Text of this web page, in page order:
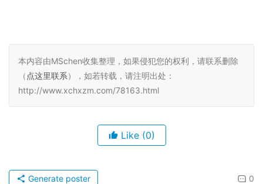
本内容由MSchen收集整理，如果侵犯您的权利，请联系删除
（ 点这里联系），如若转载，请注明出处：
http://www.xchxzm.com/78163.html
Like (0)
0
Generate poster